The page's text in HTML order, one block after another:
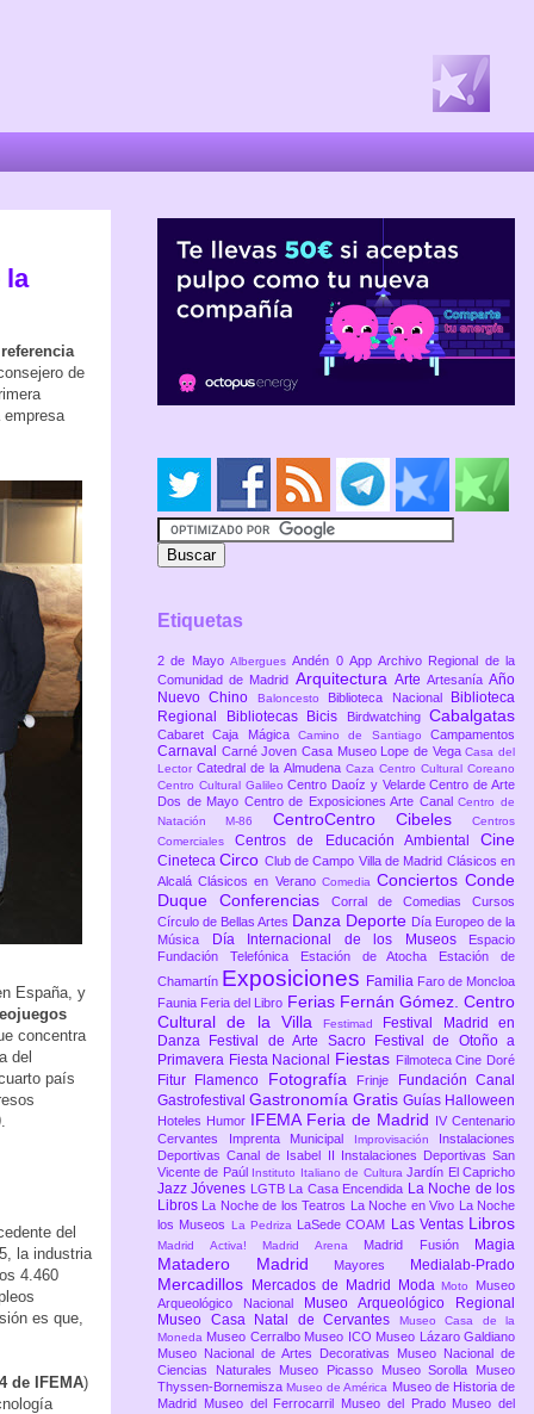
la
de
España, y
concentra
del
país
del
la industria
4.460
es que,
de IFEMA)
Etiquetas
2 de Mayo AlberguesAndén 0 AppArchivo Regional de la
Comunidad de Madrid Arquitectura Arte ArtesaníaAño
Nuevo Chino
Baloncesto Biblioteca Nacional
Biblioteca
Regional
Bibliotecas Bicis Birdwatching Cabalgatas
CabaretCaja MágicaCamino de SantiagoCampamentos
Carnaval Carné JovenCasa Museo Lope de VegaCasa del
LectorCatedral de la Almudena Caza Centro Cultural Coreano
Centro Cultural GalileoCentro Daoíz y VelardeCentro de Arte
Dos de Mayo Centro de Exposiciones Arte CanalCentro de
Natación M-86 CentroCentro Cibeles
Centros
ComercialesCentros de Educación AmbientalCine
CinetecaCirco Club de Campo Villa de Madrid Clásicos en
AlcaláClásicos en Verano Comedia ConciertosConde
Duque Conferencias Corral de Comedias Cursos
Círculo de Bellas Artes Danza Deporte Día Europeo de la
Música
Día Internacional de los Museos
Espacio
Fundación Telefónica
Estación de Atocha
Estación de
Chamartín Exposiciones Familia Faro de Moncloa
Faunia Feria del Libro Ferias Fernán Gómez. Centro
Cultural de la VillaFestimad
Festival Madrid en
Danza
Festival de Arte Sacro
Festival de Otoño a
Primavera Fiesta Nacional Fiestas Filmoteca Cine Doré
Fitur Flamenco Fotografía Frinje
Fundación Canal
Gastrofestival Gastronomía Gratis Guías Halloween
Hoteles Humor IFEMA Feria de Madrid
IV Centenario
Cervantes
Imprenta Municipal Improvisación
Instalaciones
Deportivas Canal de Isabel II
Instalaciones Deportivas San
Vicente de Paúl
Instituto Italiano de CulturaJardín El Capricho
JazzJóvenes LGTB La Casa Encendida La Noche de los
Libros
La Noche de los Teatros La Noche en Vivo
La Noche
los Museos
La Pedriza LaSede COAM Las Ventas Libros
Madrid Activa! Madrid Arena Madrid Fusión Magia
Matadero Madrid Mayores Medialab-Prado
Mercadillos Mercados de Madrid ModaMoto Museo
Arqueológico Nacional
Museo Arqueológico Regional
Museo Casa Natal de Cervantes
Museo Casa de la
Moneda Museo Cerralbo Museo ICO Museo Lázaro Galdiano
Museo Nacional de Artes Decorativas Museo Nacional de
Ciencias Naturales Museo Picasso Museo Sorolla Museo
Thyssen-BornemiszaMuseo de América Museo de Historia de
Madrid
Museo del Ferrocarril Museo del Prado Museo del